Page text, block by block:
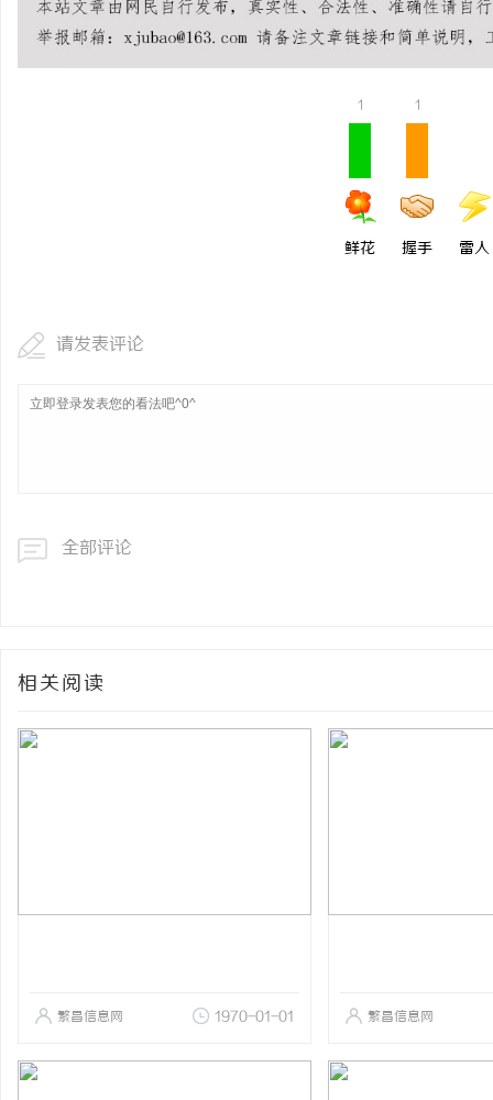
1
鲜花
1
握手 雷人
请发表评论
全部评论
相关阅读
繁昌信息网 1970-01-01 繁昌信息网
次元相融，机甲随行！
焕新登场